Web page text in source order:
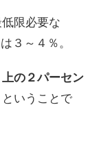
限必要な
３～４％。
の２パーセン
ということで